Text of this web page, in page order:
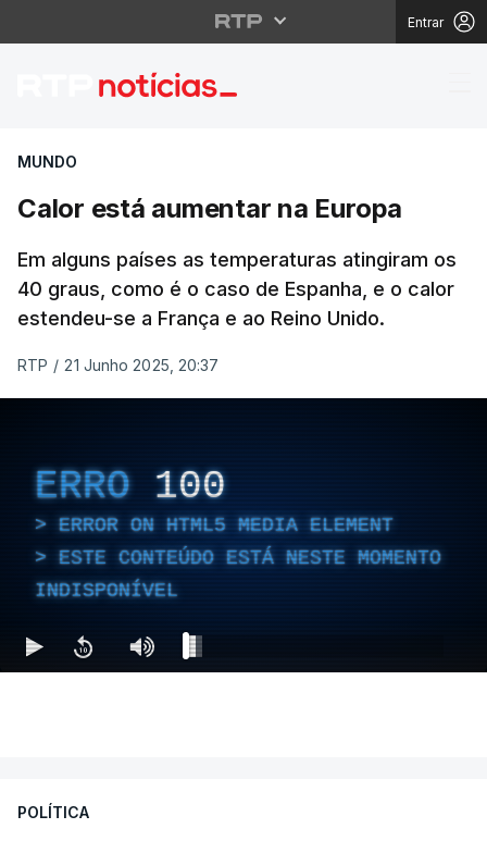
Entrar
Calor está aumentar
MUNDO
Calor está aumentar na Europa
Em alguns países as temperaturas atingiram os
40 graus, como é o caso de Espanha, e o calor
estendeu-se a França e ao Reino Unido.
RTP / 21 Junho 2025, 20:37
ERRO 100
ERROR ON HTML5 MEDIA ELEMENT
ESTE CONTEÚDO ESTÁ NESTE MOMENTO
INDISPONÍVEL
POLÍTICA